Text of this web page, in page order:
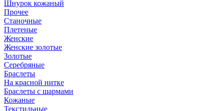
Шнурок кожаный
Прочее
Станочные
Плетеные
Женские
Женские золотые
Золотые
Серебряные
Браслеты
На красной нитке
Браслеты с шармами
Кожаные
Текстильные